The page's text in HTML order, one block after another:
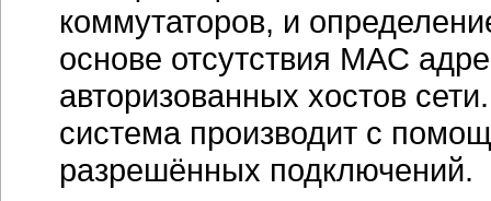
коммутаторов, и
основе отсутствия MAC
авторизованных хостов
система производит с
разрешённых подключений.